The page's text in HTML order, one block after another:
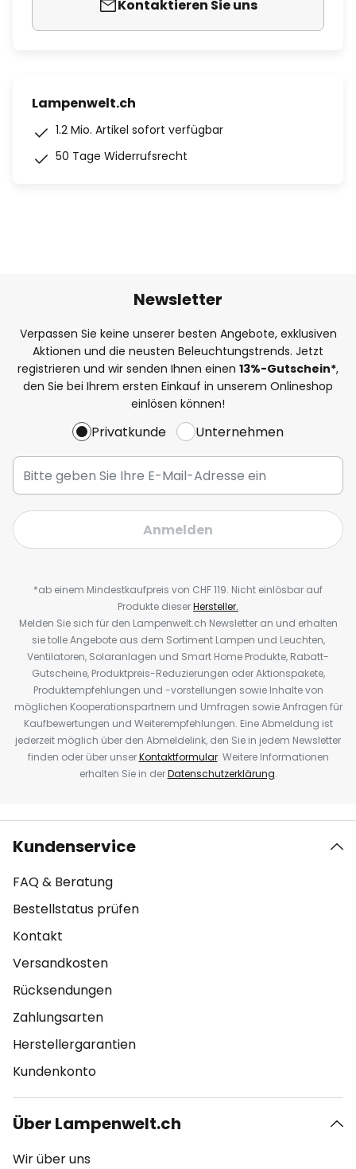
Kontaktieren Sie uns
Lampenwelt.ch
1.2 Mio. Artikel sofort verfügbar
50 Tage Widerrufsrecht
Newsletter
Verpassen Sie keine unserer besten Angebote, exklusiven
Aktionen und die neusten Beleuchtungstrends. Jetzt
registrieren und wir senden Ihnen einen 13%-Gutschein*,
den Sie bei Ihrem ersten Einkauf in unserem Onlineshop
einlösen können!
Privatkunde Unternehmen
Anmelden
*ab einem Mindestkaufpreis von CHF 119. Nicht einlösbar auf
Produkte dieserHersteller.
Melden Sie sich für den Lampenwelt.ch Newsletter an und erhalten
sie tolle Angebote aus dem Sortiment Lampen und Leuchten,
Ventilatoren, Solaranlagen und Smart Home Produkte, Rabatt-
Gutscheine, Produktpreis-Reduzierungen oder Aktionspakete,
Produktempfehlungen und -vorstellungen sowie Inhalte von
möglichen Kooperationspartnern und Umfragen sowie Anfragen für
Kaufbewertungen und Weiterempfehlungen. Eine Abmeldung ist
jederzeit möglich über den Abmeldelink, den Sie in jedem Newsletter
finden oder über unserKontaktformular. Weitere Informationen
erhalten Sie in derDatenschutzerklärung.
Kundenservice
FAQ & Beratung
Bestellstatus prüfen
Kontakt
Versandkosten
Rücksendungen
Zahlungsarten
Herstellergarantien
Kundenkonto
Über Lampenwelt.ch
Wir über uns